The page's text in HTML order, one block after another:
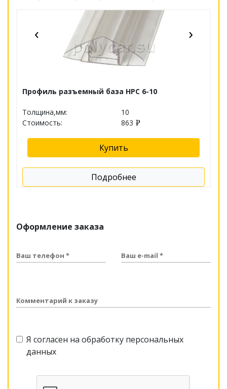
Профиль разъемный база НРС 6-10
Толщина,мм:
10
Стоимость:
863
Купить
Подробнее
‹ ›
Оформление заказа
Ваш телефон * Ваш e-mail *
Комментарий к заказу
Я согласен на обработку персональных
данных